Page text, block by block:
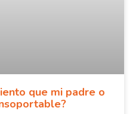
que mi padre o